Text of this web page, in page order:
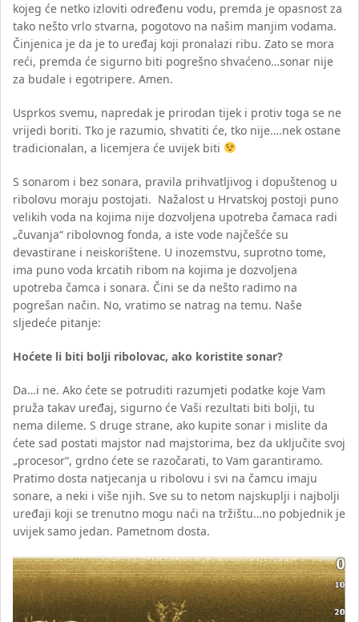
kojeg će netko izloviti određenu vodu, premda je opasnost za
tako nešto vrlo stvarna, pogotovo na našim manjim vodama.
Činjenica je da je to uređaj koji pronalazi ribu. Zato se mora
reći, premda će sigurno biti pogrešno shvaćeno…sonar nije
za budale i egotripere. Amen.
Usprkos svemu, napredak je prirodan tijek i protiv toga se ne
vrijedi boriti. Tko je razumio, shvatiti će, tko nije….nek ostane
tradicionalan, a licemjera će uvijek biti
S sonarom i bez sonara, pravila prihvatljivog i dopuštenog u
ribolovu moraju postojati. Nažalost u Hrvatskoj postoji puno
velikih voda na kojima nije dozvoljena upotreba čamaca radi
„čuvanja“ ribolovnog fonda, a iste vode najčešće su
devastirane i neiskorištene. U inozemstvu, suprotno tome,
ima puno voda krcatih ribom na kojima je dozvoljena
upotreba čamca i sonara. Čini se da nešto radimo na
pogrešan način. No, vratimo se natrag na temu. Naše
sljedeće pitanje:
Hoćete li biti bolji ribolovac, ako koristite sonar?
Da…i ne. Ako ćete se potruditi razumjeti podatke koje Vam
pruža takav uređaj, sigurno će Vaši rezultati biti bolji, tu
nema dileme. S druge strane, ako kupite sonar i mislite da
ćete sad postati majstor nad majstorima, bez da uključite svoj
„procesor“, grdno ćete se razočarati, to Vam garantiramo.
Pratimo dosta natjecanja u ribolovu i svi na čamcu imaju
sonare, a neki i više njih. Sve su to netom najskuplji i najbolji
uređaji koji se trenutno mogu naći na tržištu…no pobjednik je
uvijek samo jedan. Pametnom dosta.